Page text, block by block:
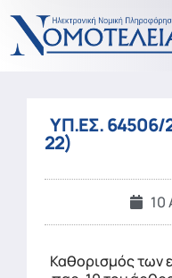
ΥΠ.ΕΣ. 64506/
22)
10
Καθορισμός των